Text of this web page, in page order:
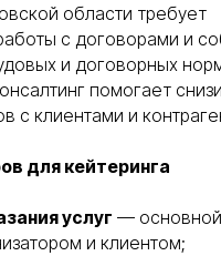
области требует
с договорами и
и договорных
помогает
с клиентами и
для кейтеринга
услуг —
и клиентом;